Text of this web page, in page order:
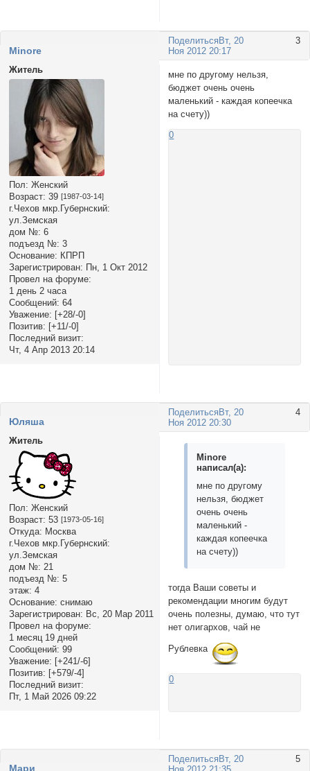
Поделиться 3
Вт, 20
Ноя 2012 20:17
Minore
Житель
Пол: Женский
Возраст: 39 [1987-03-14]
г.Чехов мкр.Губернский:
ул.Земская
дом №: 6
подъезд №: 3
Основание: КПРП
Зарегистрирован: Пн, 1 Окт 2012
Провел на форуме:
1 день 2 часа
Сообщений: 64
Уважение: [+28/-0]
Позитив: [+11/-0]
Последний визит:
Чт, 4 Апр 2013 20:14
мне по другому нельзя,
бюджет очень очень
маленький - каждая копеечка
на счету))
0
Поделиться 4
Вт, 20
Ноя 2012 20:30
Юляша
Житель
Пол: Женский
Возраст: 53 [1973-05-16]
Откуда: Москва
г.Чехов мкр.Губернский:
ул.Земская
дом №: 21
подъезд №: 5
этаж: 4
Основание: снимаю
Зарегистрирован: Вс, 20 Мар 2011
Провел на форуме:
1 месяц 19 дней
Сообщений: 99
Уважение: [+241/-6]
Позитив: [+579/-4]
Последний визит:
Пт, 1 Май 2026 09:22
Minore
написал(а):
мне по другому
нельзя, бюджет
очень очень
маленький -
каждая копеечка
на счету))
тогда Ваши советы и
рекомендации многим будут
очень полезны, думаю, что тут
нет олигархов, чай не
Рублевка
0
Поделиться 5
Вт, 20
Мари